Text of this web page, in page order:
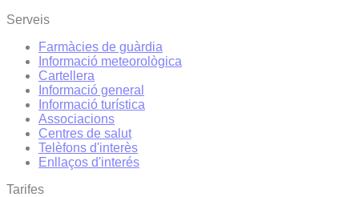
Serveis
Farmàcies de guàrdia
Informació meteorològica
Cartellera
Informació general
Informació turística
Associacions
Centres de salut
Telèfons d'interès
Enllaços d'interés
Tarifes